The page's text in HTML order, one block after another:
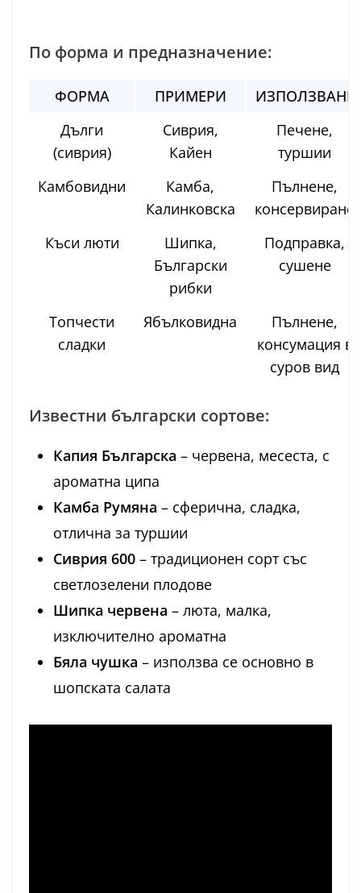
По форма и предназначение:
ФОРМА ПРИМЕРИ
ИЗПОЛЗВАНЕ
Дълги
(сиврия)
Сиврия,
Кайен
Печене,
туршии
Камбовидни
Камба,
Калинковска
Пълнене,
консервиране
Къси люти
Шипка,
Български
рибки
Подправка,
сушене
Топчести
сладки
Ябълковидна
Пълнене,
консумация в
суров вид
Известни български сортове:
Капия Българска – червена, месеста, с
ароматна ципа
Камбa Румяна – сферична, сладка,
отлична за туршии
Сиврия 600 – традиционен сорт със
светлозелени плодове
Шипка червена – люта, малка,
изключително ароматна
Бяла чушка – използва се основно в
шопската салата